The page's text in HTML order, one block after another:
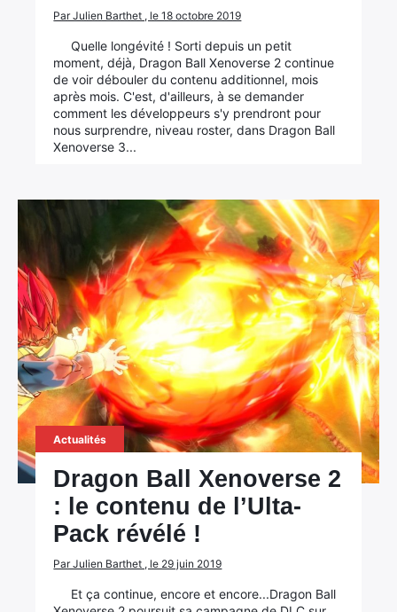
Par Julien Barthet , le 18 octobre 2019
Quelle longévité ! Sorti depuis un petit
moment, déjà, Dragon Ball Xenoverse 2 continue
de voir débouler du contenu additionnel, mois
après mois. C'est, d'ailleurs, à se demander
comment les développeurs s'y prendront pour
nous surprendre, niveau roster, dans Dragon Ball
Xenoverse 3...
Actualités
Dragon Ball Xenoverse 2
: le contenu de l’Ulta-
Pack révélé !
Par Julien Barthet , le 29 juin 2019
Et ça continue, encore et encore...Dragon Ball